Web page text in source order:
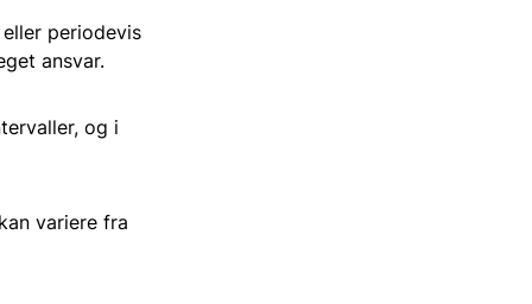
periodevis
ansvar.
og i
variere fra